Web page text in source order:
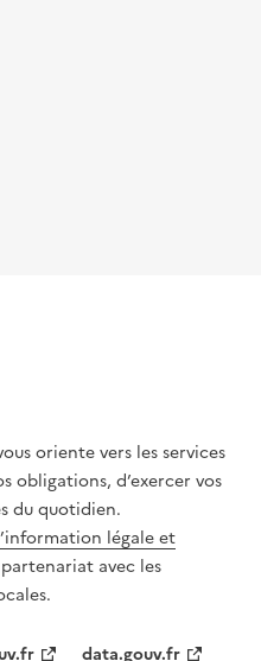
oriente vers les services
obligations, d’exercer vos
du quotidien.
légale et
avec les
data.gouv.fr